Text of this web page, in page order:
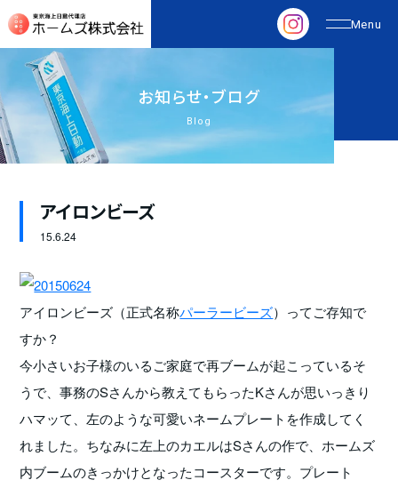
お知らせ・ブログ
Blog
アイロンビーズ
15.6.24
アイロンビーズ（正式名称パーラービーズ）ってご存知で
すか？
今小さいお子様のいるご家庭で再ブームが起こっているそ
うで、事務のSさんから教えてもらったKさんが思いっきり
ハマッて、左のような可愛いネームプレートを作成してく
れました。ちなみに左上のカエルはSさんの作で、ホームズ
内ブームのきっかけとなったコースターです。プレート